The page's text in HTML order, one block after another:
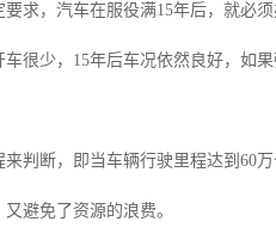
求，汽车在服役满15年后，就必
很少，15年后车况依然良好，如
判断，即当车辆行驶里程达到60
避免了资源的浪费。